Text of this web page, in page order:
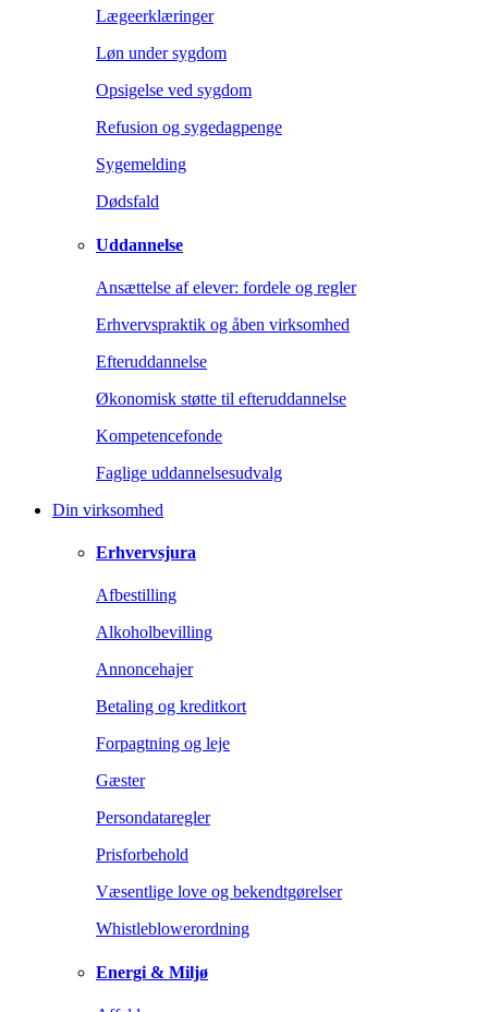
Lægeerklæringer
Løn under sygdom
Opsigelse ved sygdom
Refusion og sygedagpenge
Sygemelding
Dødsfald
Uddannelse
Ansættelse af elever: fordele og regler
Erhvervspraktik og åben virksomhed
Efteruddannelse
Økonomisk støtte til efteruddannelse
Kompetencefonde
Faglige uddannelsesudvalg
Din virksomhed
Erhvervsjura
Afbestilling
Alkoholbevilling
Annoncehajer
Betaling og kreditkort
Forpagtning og leje
Gæster
Persondataregler
Prisforbehold
Væsentlige love og bekendtgørelser
Whistleblowerordning
Energi & Miljø